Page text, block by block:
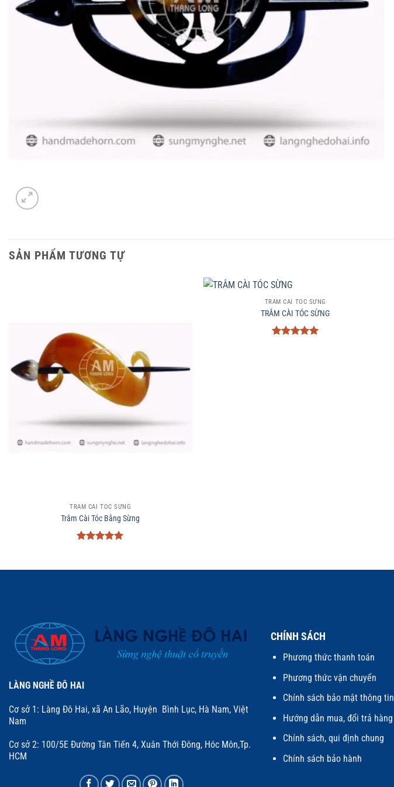
SẢN PHẨM TƯƠNG TỰ
TRÂM CÀI TÓC SỪNG
Trâm Cài Tóc Bằng Sừng
sao
+
TRÂM CÀI TÓC SỪNG
TRÂM CÀI TÓC SỪNG
LÀNG NGHỀ ĐÔ HAI
Cơ sở 1: Làng Đô Hai, xã An Lão, Huyện Bình Lục, Hà Nam, Việt
Nam
Cơ sở 2: 100/5E Đường Tân Tiến 4, Xuân Thới Đông, Hóc Môn,Tp.
HCM
CHÍNH SÁCH
Phương thức thanh toán
Phương thức vận chuyển
Chính sách bảo mật thông tin
Hướng dẫn mua, đổi trả hàng
Chính sách, qui định chung
Chính sách bảo hành